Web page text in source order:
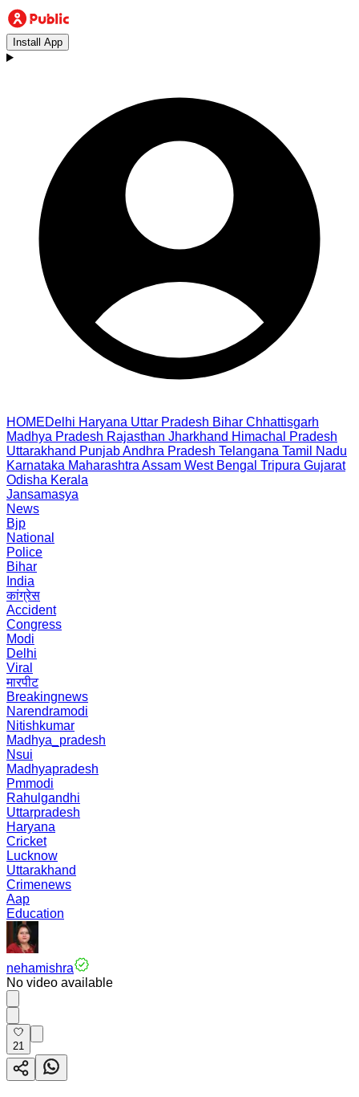
Install App
HOMEDelhi Haryana Uttar Pradesh Bihar Chhattisgarh
Madhya Pradesh Rajasthan Jharkhand Himachal Pradesh
Uttarakhand PunjabAndhra Pradesh Telangana Tamil Nadu
Karnataka Maharashtra Assam West Bengal Tripura Gujarat
Odisha Kerala
Jansamasya
News
Bjp
National
Police
Bihar
India
कांग्रेस
Accident
Congress
Modi
Delhi
Viral
मारपीट
Breakingnews
Narendramodi
Nitishkumar
Madhya_pradesh
Nsui
Madhyapradesh
Pmmodi
Rahulgandhi
Uttarpradesh
Haryana
Cricket
Lucknow
Uttarakhand
Crimenews
Aap
Education
nehamishra
No video available
21